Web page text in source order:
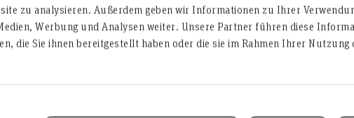
zu analysieren. Außerdem geben wir Informationen zu Ihrer
Werbung und Analysen weiter. Unsere Partner führen diese
die Sie ihnen bereitgestellt haben oder die sie im Rahmen Ihrer Nutzung
berufsbegleitend